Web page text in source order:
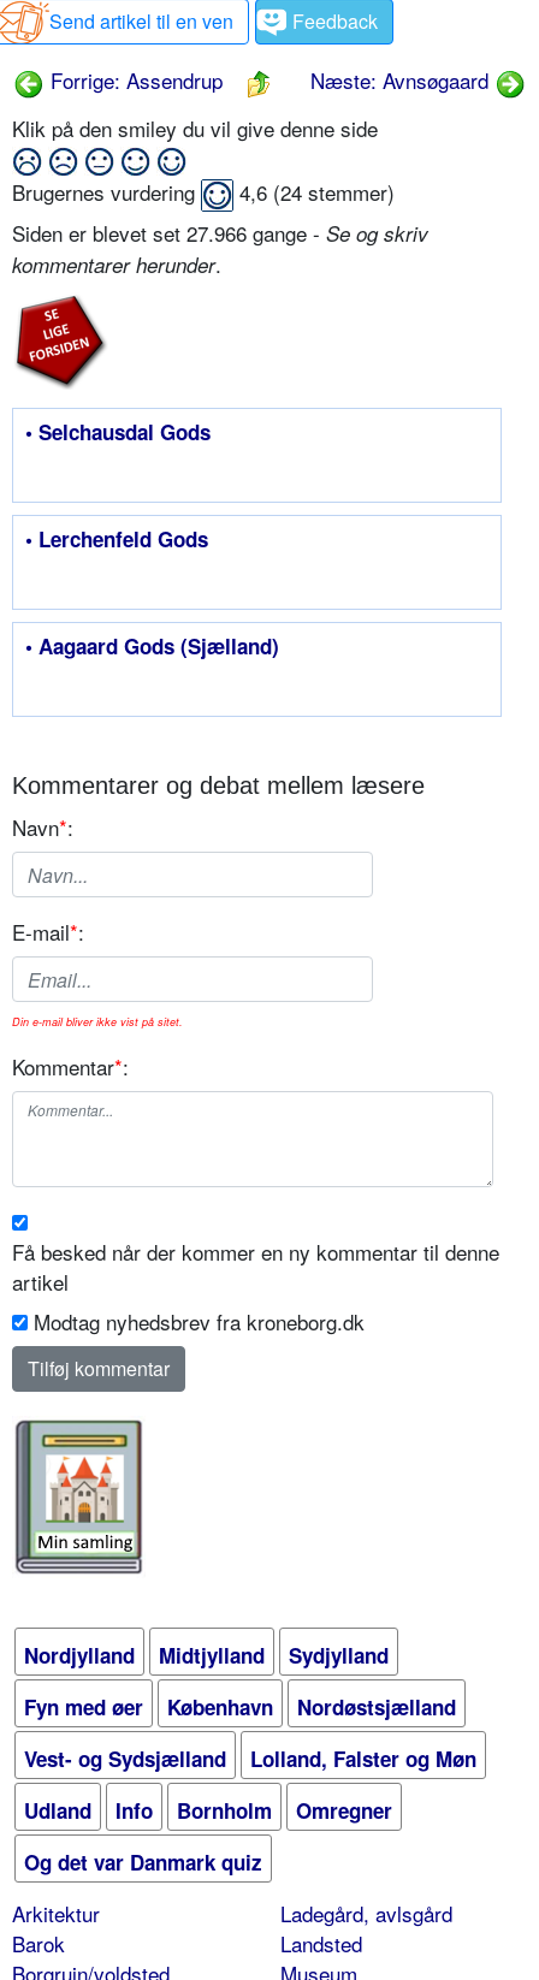
Send artikel til en ven
Feedback
Forrige: Assendrup
Næste: Avnsøgaard
Klik på den smiley du vil give denne side
Brugernes vurdering 4,6 (24 stemmer)
Siden er blevet set 27.966 gange - Se og skriv
kommentarer herunder.
• Selchausdal Gods
• Lerchenfeld Gods
• Aagaard Gods (Sjælland)
Kommentarer og debat mellem læsere
Navn*:
E-mail*:
Din e-mail bliver ikke vist på sitet.
Kommentar*:
Få besked når der kommer en ny kommentar til denne
artikel
Modtag nyhedsbrev fra kroneborg.dk
Nordjylland Midtjylland
Sydjylland
Fyn med øer
København
Nordøstsjælland
Vest- og Sydsjælland
Lolland, Falster og Møn
Udland
Info Bornholm
Omregner
Og det var Danmark quiz
Arkitektur
Barok
Borgruin/voldsted
Ladegård, avlsgård
Landsted
Museum